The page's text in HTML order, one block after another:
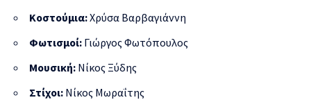
Κοστούμια:Χρύσα Βαρβαγιάννη
Φωτισμοί: Γιώργος Φωτόπουλος
Μουσική: Νίκος Ξύδης
Στίχοι: Νίκος Μωραΐτης